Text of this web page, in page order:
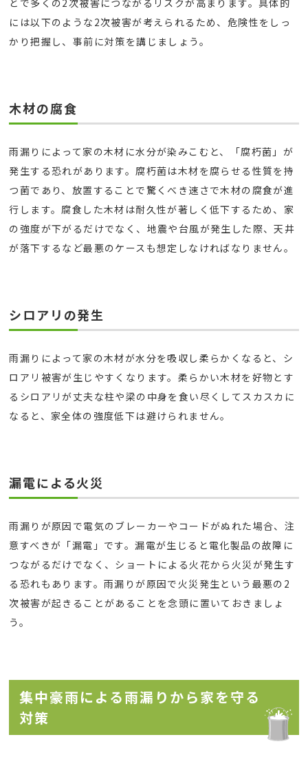
とで多くの2次被害につながるリスクが高まります。具体的
には以下のような2次被害が考えられるため、危険性をしっ
かり把握し、事前に対策を講じましょう。
木材の腐食
雨漏りによって家の木材に水分が染みこむと、「腐朽菌」が
発生する恐れがあります。腐朽菌は木材を腐らせる性質を持
つ菌であり、放置することで驚くべき速さで木材の腐食が進
行します。腐食した木材は耐久性が著しく低下するため、家
の強度が下がるだけでなく、地震や台風が発生した際、天井
が落下するなど最悪のケースも想定しなければなりません。
シロアリの発生
雨漏りによって家の木材が水分を吸収し柔らかくなると、シ
ロアリ被害が生じやすくなります。柔らかい木材を好物とす
るシロアリが丈夫な柱や梁の中身を食い尽くしてスカスカに
なると、家全体の強度低下は避けられません。
漏電による火災
雨漏りが原因で電気のブレーカーやコードがぬれた場合、注
意すべきが「漏電」です。漏電が生じると電化製品の故障に
つながるだけでなく、ショートによる火花から火災が発生す
る恐れもあります。雨漏りが原因で火災発生という最悪の2
次被害が起きることがあることを念頭に置いておきましょ
う。
集中豪雨による雨漏りから家を守る
対策